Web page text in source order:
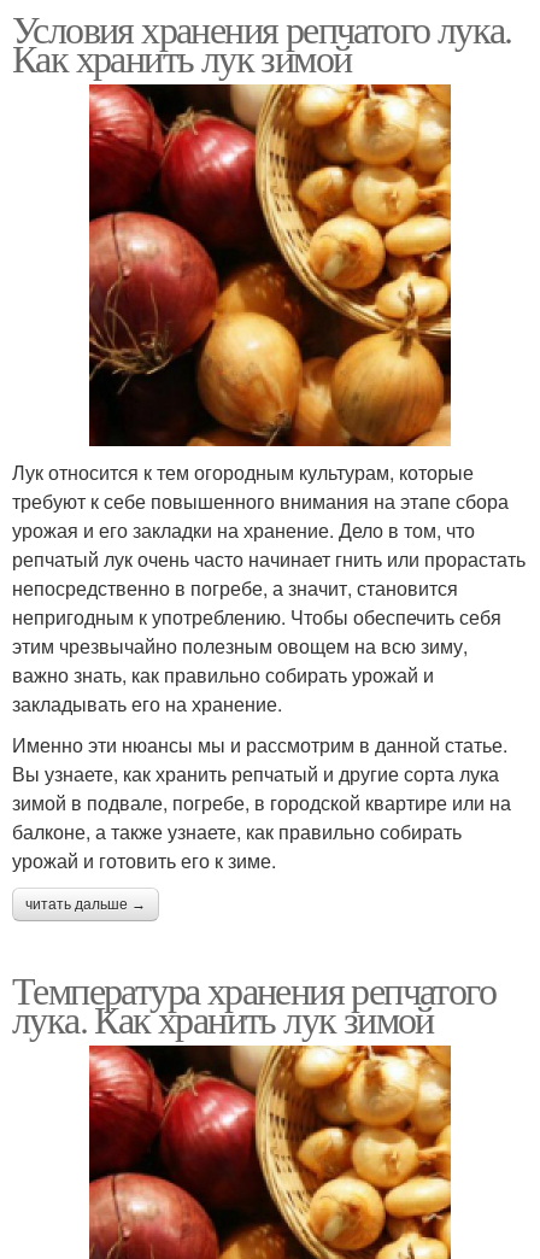
Условия хранения репчатого лука.
Как хранить лук зимой
Лук относится к тем огородным культурам, которые
требуют к себе повышенного внимания на этапе сбора
урожая и его закладки на хранение. Дело в том, что
репчатый лук очень часто начинает гнить или прорастать
непосредственно в погребе, а значит, становится
непригодным к употреблению. Чтобы обеспечить себя
этим чрезвычайно полезным овощем на всю зиму,
важно знать, как правильно собирать урожай и
закладывать его на хранение.
Именно эти нюансы мы и рассмотрим в данной статье.
Вы узнаете, как хранить репчатый и другие сорта лука
зимой в подвале, погребе, в городской квартире или на
балконе, а также узнаете, как правильно собирать
урожай и готовить его к зиме.
читать дальше →
Температура хранения репчатого
лука. Как хранить лук зимой